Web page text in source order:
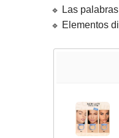
🔹 Las
🔹 Elementos